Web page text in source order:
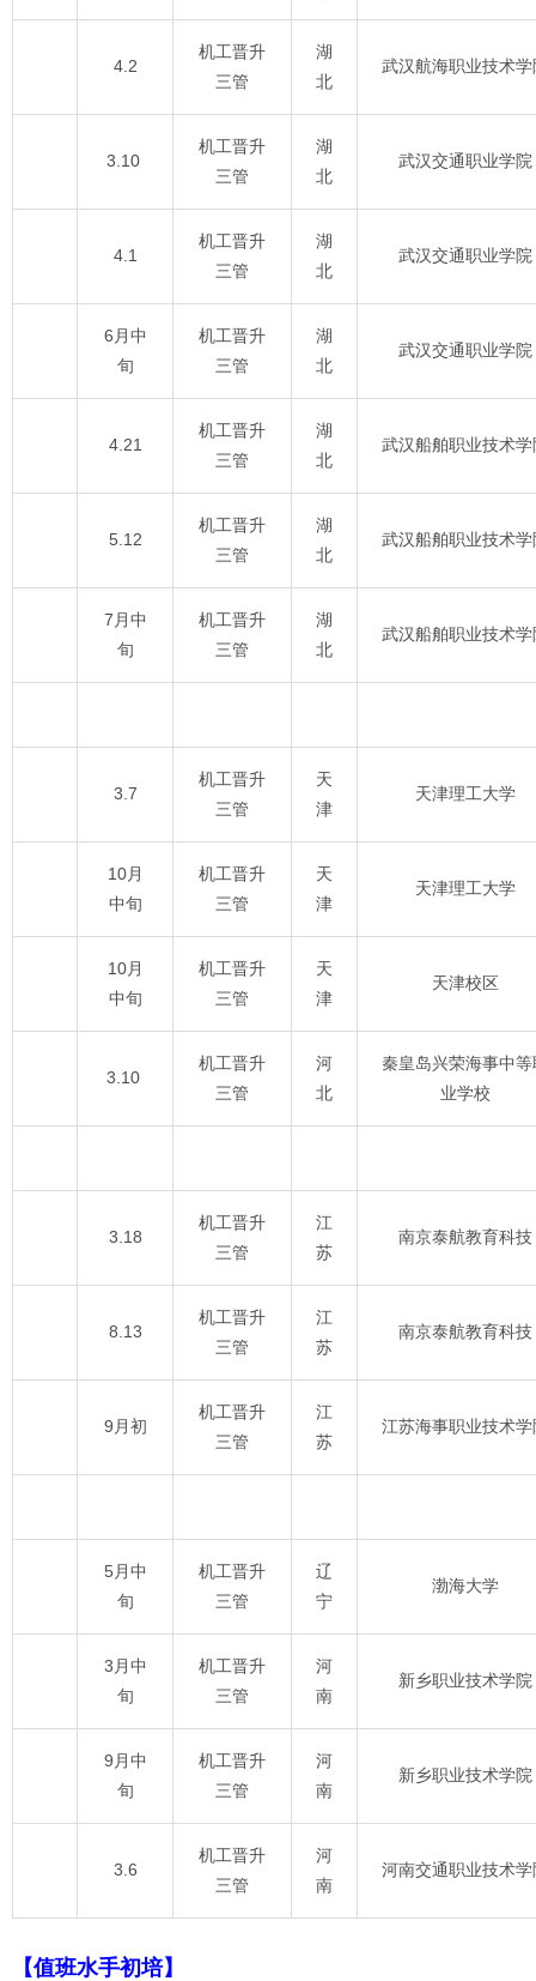
4.2
机工晋升
三管
湖
北
武汉航海职业技术学
3.10
机工晋升
三管
湖
北
武汉交通职业学院
4.1
机工晋升
三管
湖
北
武汉交通职业学院
6月中
旬
机工晋升
三管
湖
北
武汉交通职业学院
4.21
机工晋升
三管
湖
北
武汉船舶职业技术学
5.12
机工晋升
三管
湖
北
武汉船舶职业技术学
7月中
旬
机工晋升
三管
湖
北
武汉船舶职业技术学
3.7
机工晋升
三管
天
津
天津理工大学
10月
中旬
机工晋升
三管
天
津
天津理工大学
10月
中旬
机工晋升
三管
天
津
天津校区
3.10
机工晋升
三管
河
北
秦皇岛兴荣海事中等
业学校
3.18
机工晋升
三管
江
苏
南京泰航教育科技
8.13
机工晋升
三管
江
苏
南京泰航教育科技
9月初
机工晋升
三管
江
苏
江苏海事职业技术学
5月中
旬
机工晋升
三管
辽
宁
渤海大学
3月中
旬
机工晋升
三管
河
南
新乡职业技术学院
9月中
旬
机工晋升
三管
河
南
新乡职业技术学院
3.6
机工晋升
三管
河
南
河南交通职业技术学
【值班水手初培】